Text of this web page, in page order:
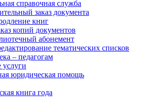
справочная служба
заказ документа
книг
копий документов
абонемент
тематических списков
– педагогам
юридическая помощь
книга года